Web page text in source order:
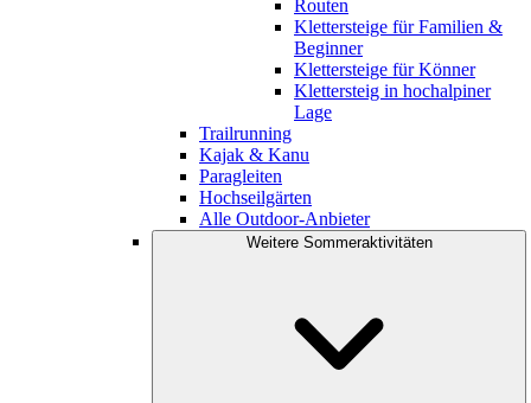
Routen
Klettersteige für Familien &
Beginner
Klettersteige für Könner
Klettersteig in hochalpiner
Lage
Trailrunning
Kajak & Kanu
Paragleiten
Hochseilgärten
Alle Outdoor-Anbieter
Weitere Sommeraktivitäten